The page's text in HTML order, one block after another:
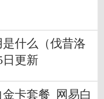
什么（伐昔洛
日更新
卡套餐_网易白